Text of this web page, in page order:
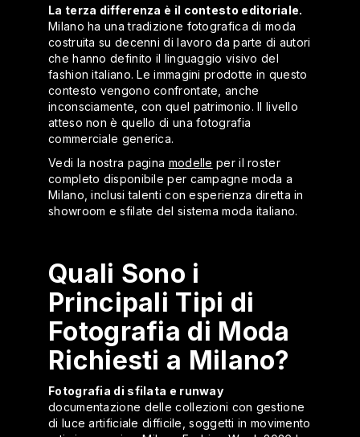
La terza differenza è il contesto editoriale.
Milano ha una tradizione fotografica di moda
costruita su decenni di lavoro da parte di autori
che hanno definito il linguaggio visivo del
fashion italiano. Le immagini prodotte in questo
contesto vengono confrontate, anche
inconsciamente, con quel patrimonio. Il livello
atteso non è quello di una fotografia
commerciale generica.
Vedi la nostra pagina modelle per il roster
completo disponibile per campagne moda a
Milano, inclusi talenti con esperienza diretta in
showroom e sfilate del sistema moda italiano.
Quali Sono i
Principali Tipi di
Fotografia di Moda
Richiesti a Milano?
Fotografia di sfilata e runway
documentazione delle collezioni con gestione
di luce artificiale difficile, soggetti in movimento